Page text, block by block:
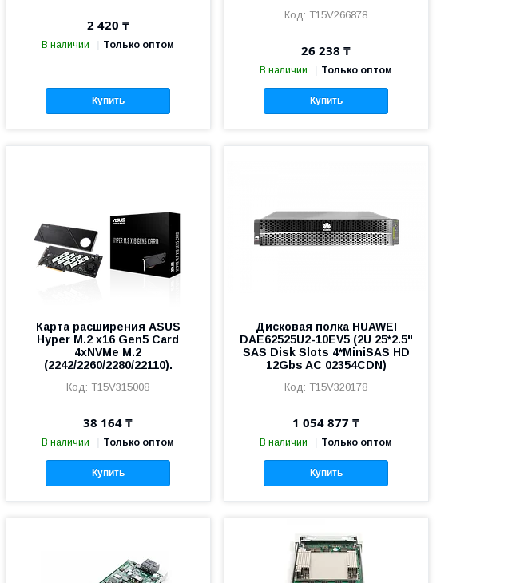
2 420 ₸
В наличии Только оптом
Купить
T15V266878
26 238 ₸
В наличии Только оптом
Купить
Карта расширения ASUS
Hyper M.2 x16 Gen5 Card
4xNVMe M.2
(2242/2260/2280/22110).
T15V315008
38 164 ₸
В наличии Только оптом
Купить
Дисковая полка HUAWEI
DAE62525U2-10EV5 (2U 25*2.5"
SAS Disk Slots 4*MiniSAS HD
12Gbs AC 02354CDN)
T15V320178
1 054 877 ₸
В наличии Только оптом
Купить